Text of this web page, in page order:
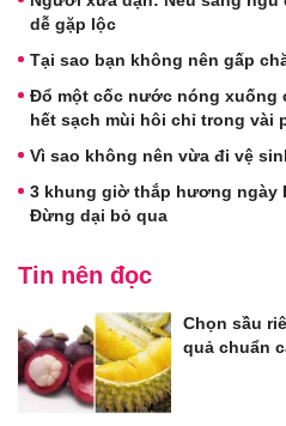
dễ gặp lộc
Tại sao bạn không nên gấp
Đổ một cốc nước nóng xuống
hết sạch mùi hôi chỉ trong vài
Vì sao không nên vừa đi vệ
3 khung giờ thắp hương ngày
Đừng dại bỏ qua
Tin nên đọc
Chọn sầu
quả chuẩn